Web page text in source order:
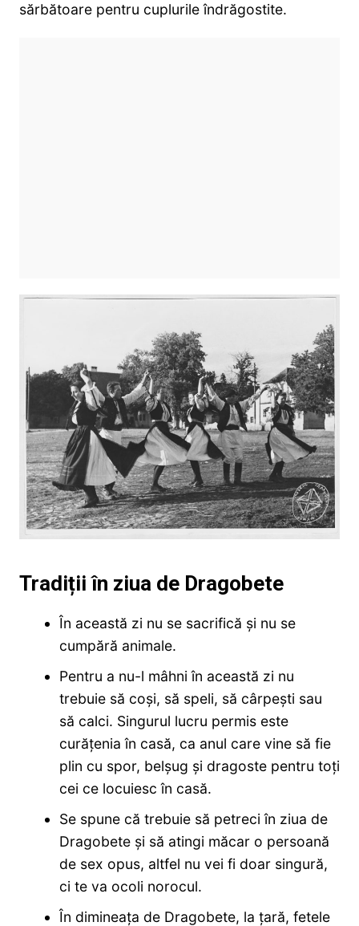
sărbătoare pentru cuplurile îndrăgostite.
Tradiții în ziua de Dragobete
În această zi nu se sacrifică şi nu se
cumpără animale.
Pentru a nu-l mâhni în această zi nu
trebuie să coşi, să speli, să cârpeşti sau
să calci. Singurul lucru permis este
curăţenia în casă, ca anul care vine să fie
plin cu spor, belşug şi dragoste pentru toţi
cei ce locuiesc în casă.
Se spune că trebuie să petreci în ziua de
Dragobete şi să atingi măcar o persoană
de sex opus, altfel nu vei fi doar singură,
ci te va ocoli norocul.
În dimineaţa de Dragobete, la ţară, fetele